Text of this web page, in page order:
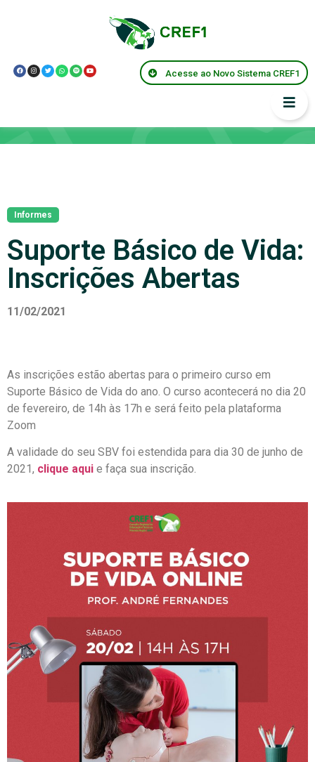
Acesse ao Novo Sistema CREF1
Informes
Suporte Básico de Vida:
Inscrições Abertas
11/02/2021
As inscrições estão abertas para o primeiro curso em
Suporte Básico de Vida do ano. O curso acontecerá no dia 20
de fevereiro, de 14h às 17h e será feito pela plataforma
Zoom
A validade do seu SBV foi estendida para dia 30 de junho de
2021, clique aqui e faça sua inscrição.